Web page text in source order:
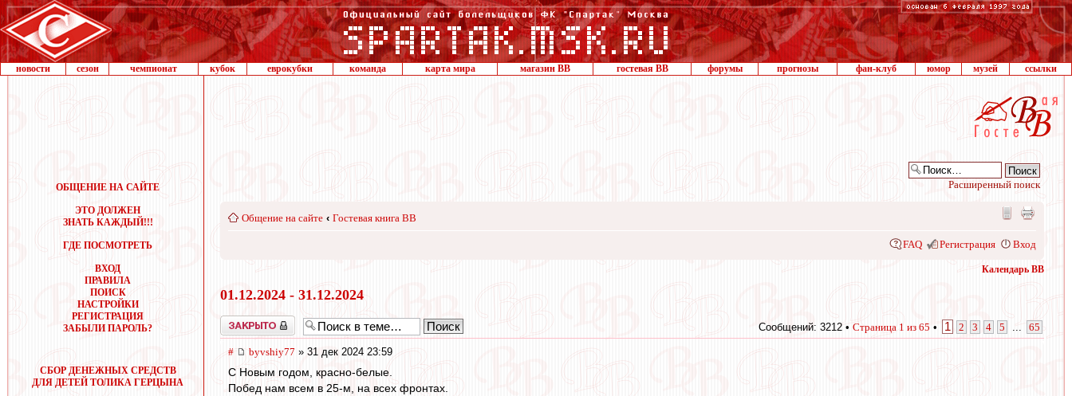
новости сезон чемпионат кубок еврокубки команда карта мира магазин ВВ гостевая ВВ форумы прогнозы фан-клуб юмор музей ссылки
ОБЩЕНИЕ НА САЙТЕ
ЭТО ДОЛЖЕН
ЗНАТЬ КАЖДЫЙ!!!
ГДЕ ПОСМОТРЕТЬ
ВХОД
ПРАВИЛА
ПОИСК
НАСТРОЙКИ
РЕГИСТРАЦИЯ
ЗАБЫЛИ ПАРОЛЬ?
СБОР ДЕНЕЖНЫХ СРЕДСТВ
ДЛЯ ДЕТЕЙ ТОЛИКА ГЕРЦЫНА
Расширенный поиск
Общение на сайте ‹ Гостевая книга ВВ
FAQ Регистрация Вход
Календарь ВВ
01.12.2024 - 31.12.2024
Закрыто Сообщений: 3212 • Страница 1 из 65 • 1 2 3 4 5 65
# byvshiy77 » 31 дек 2024 23:59
С Новым годом, красно-белые.
Побед нам всем в 25-м, на всех фронтах.